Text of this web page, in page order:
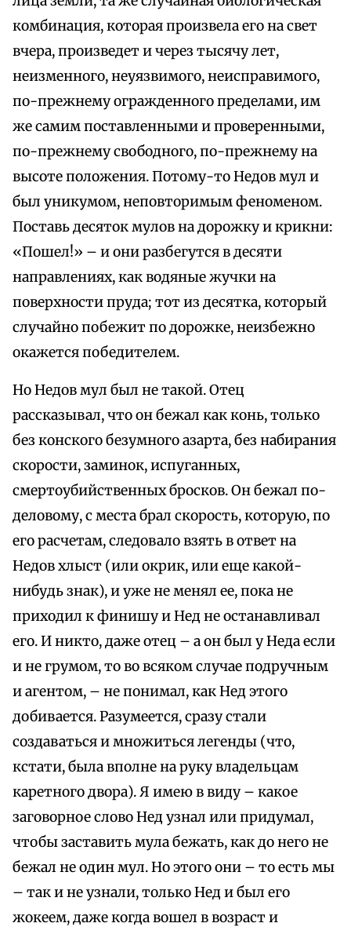
комбинация, которая произвела его на свет
вчера, произведет и через тысячу лет,
неизменного, неуязвимого, неисправимого,
по-прежнему огражденного пределами, им
же самим поставленными и проверенными,
по-прежнему свободного, по-прежнему на
высоте положения. Потому-то Недов мул и
был уникумом, неповторимым феноменом.
Поставь десяток мулов на дорожку и крикни:
«Пошел!» – и они разбегутся в десяти
направлениях, как водяные жучки на
поверхности пруда; тот из десятка, который
случайно побежит по дорожке, неизбежно
окажется победителем.
Но Недов мул был не такой. Отец
рассказывал, что он бежал как конь, только
без конского безумного азарта, без набирания
скорости, заминок, испуганных,
смертоубийственных бросков. Он бежал по-
деловому, с места брал скорость, которую, по
его расчетам, следовало взять в ответ на
Недов хлыст (или окрик, или еще какой-
нибудь знак), и уже не менял ее, пока не
приходил к финишу и Нед не останавливал
его. И никто, даже отец – а он был у Неда если
и не грумом, то во всяком случае подручным
и агентом, – не понимал, как Нед этого
добивается. Разумеется, сразу стали
создаваться и множиться легенды (что,
кстати, была вполне на руку владельцам
каретного двора). Я имею в виду – какое
заговорное слово Нед узнал или придумал,
чтобы заставить мула бежать, как до него не
бежал не один мул. Но этого они – то есть мы
– так и не узнали, только Нед и был его
жокеем, даже когда вошел в возраст и